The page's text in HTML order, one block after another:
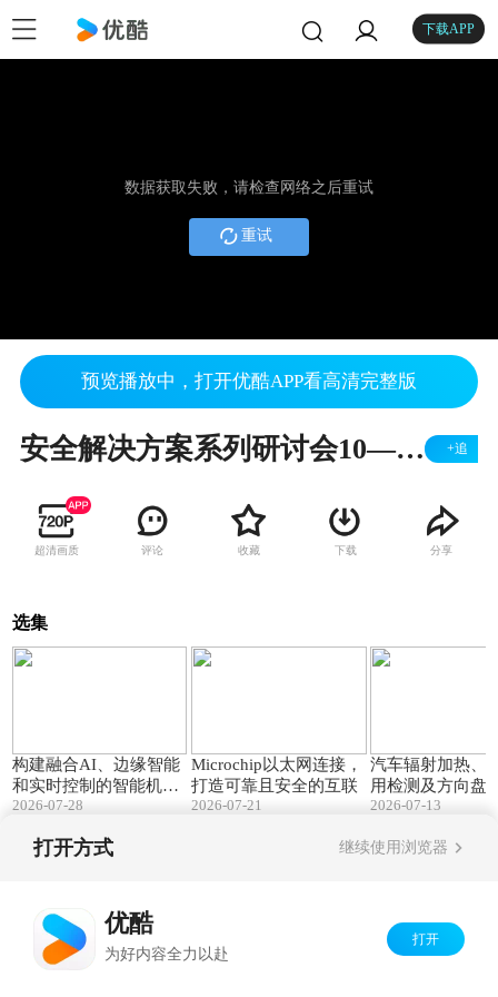
下载APP
数据获取失败，请检查网络之后重试
重试
预览播放中，打开优酷APP看高清完整版
安全解决方案系列研讨会10——汽车网络安全 +追
超清画质 评论 收藏 下载 分享
选集
构建融合AI、边缘智能
和实时控制的智能机器
人
2026-07-28
Microchip以太网连接，
打造可靠且安全的互联
2026-07-21
汽车辐射加热、
用检测及方向盘
测和加热的低成
2026-07-13
打开方式 继续使用浏览器
优酷
为好内容全力以赴
打开